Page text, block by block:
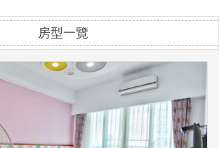
房型一覽